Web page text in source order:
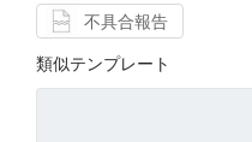
不具合報告
類似テンプレート